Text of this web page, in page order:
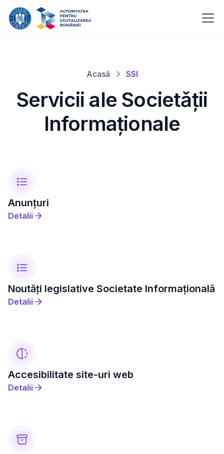
Acasă SSI
Servicii ale Societǎții
Informaționale
Anunțuri
Detalii
Noutăți legislative Societate Informațională
Detalii
Accesibilitate site-uri web
Detalii